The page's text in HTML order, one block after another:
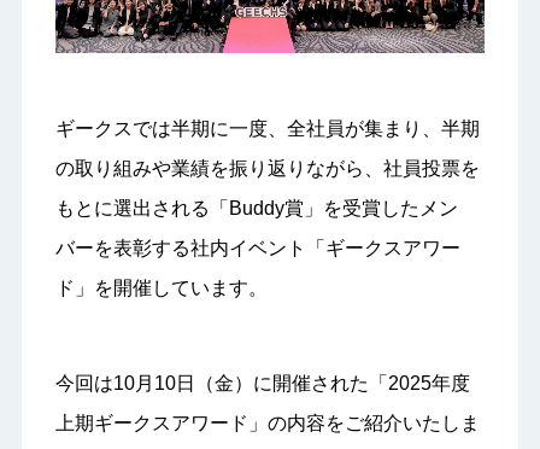
ギークスでは半期に一度、全社員が集まり、半期
の取り組みや業績を振り返りながら、社員投票を
もとに選出される「Buddy賞」を受賞したメン
バーを表彰する社内イベント「ギークスアワー
ド」を開催しています。
今回は10月10日（金）に開催された「2025年度
上期ギークスアワード」の内容をご紹介いたしま